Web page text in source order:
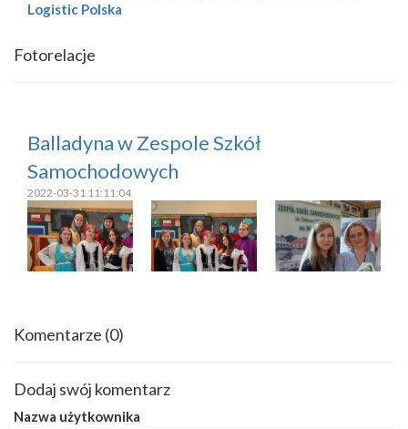
Logistic Polska
Fotorelacje
Balladyna w Zespole Szkół
Samochodowych
2022-03-31 11:11:04
Komentarze (0)
Dodaj swój komentarz
Nazwa użytkownika